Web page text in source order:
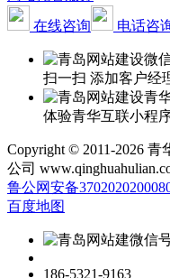
在线咨询
电话咨
扫一扫 添加客户经
体验青华互联小程
Copyright © 2011-2026
公司
鲁公网安备
百度地图
186-5321-9163